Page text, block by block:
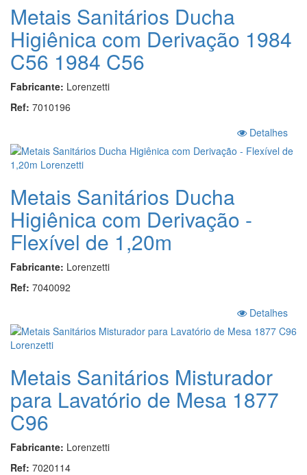
Metais Sanitários Ducha
Higiênica com Derivação 1984
C56 1984 C56
Fabricante: Lorenzetti
Ref: 7010196
Detalhes
Metais Sanitários Ducha
Higiênica com Derivação -
Flexível de 1,20m
Fabricante: Lorenzetti
Ref: 7040092
Detalhes
Metais Sanitários Misturador
para Lavatório de Mesa 1877
C96
Fabricante: Lorenzetti
Ref: 7020114